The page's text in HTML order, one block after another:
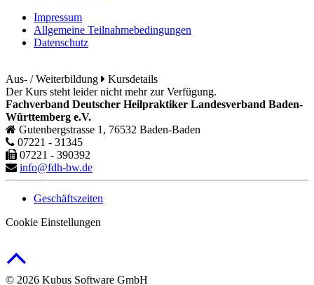
Impressum
Allgemeine Teilnahmebedingungen
Datenschutz
Aus- / Weiterbildung
Kursdetails
Der Kurs steht leider nicht mehr zur Verfügung.
Fachverband Deutscher Heilpraktiker Landesverband Baden-
Württemberg e.V.
Gutenbergstrasse 1, 76532 Baden-Baden
07221 - 31345
07221 - 390392
info@fdh-bw.de
Geschäftszeiten
Cookie Einstellungen
© 2026 Kubus Software GmbH